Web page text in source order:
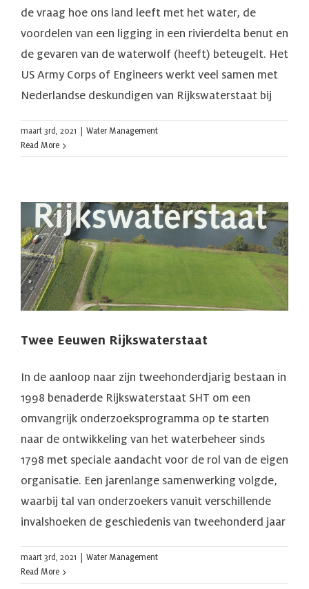
de vraag hoe ons land leeft met het water, de
voordelen van een ligging in een rivierdelta benut en
de gevaren van de waterwolf (heeft) beteugelt. Het
US Army Corps of Engineers werkt veel samen met
Nederlandse deskundigen van Rijkswaterstaat bij
maart 3rd, 2021
Water Management
Read More
Twee Eeuwen Rijkswaterstaat
In de aanloop naar zijn tweehonderdjarig bestaan in
1998 benaderde Rijkswaterstaat SHT om een
omvangrijk onderzoeksprogramma op te starten
naar de ontwikkeling van het waterbeheer sinds
1798 met speciale aandacht voor de rol van de eigen
organisatie. Een jarenlange samenwerking volgde,
waarbij tal van onderzoekers vanuit verschillende
invalshoeken de geschiedenis van tweehonderd jaar
maart 3rd, 2021
Water Management
Read More